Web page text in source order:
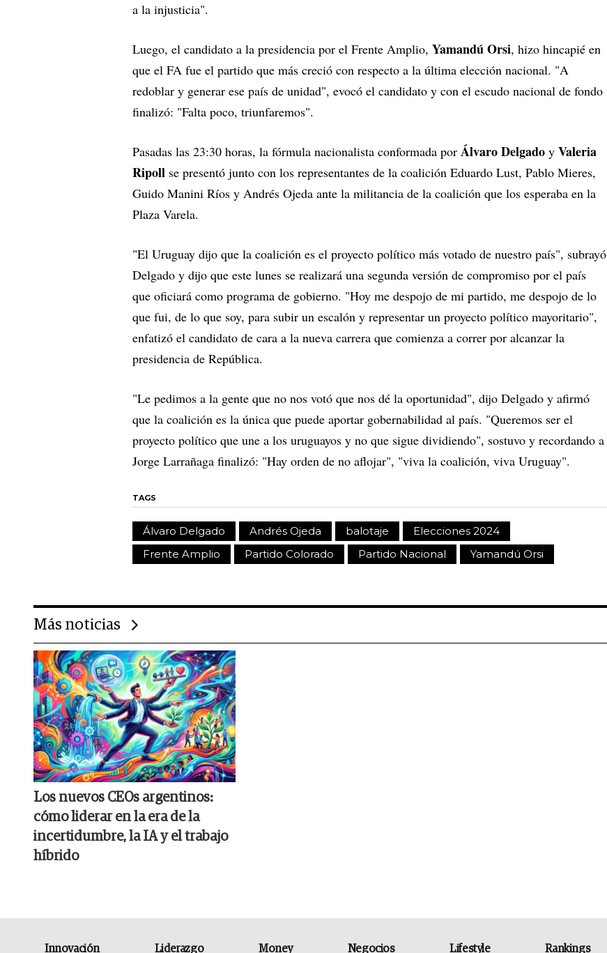
a la injusticia".
Luego, el candidato a la presidencia por el Frente Amplio, Yamandú Orsi, hizo hincapié en
que el FA fue el partido que más creció con respecto a la última elección nacional. "A
redoblar y generar ese país de unidad", evocó el candidato y con el escudo nacional de fondo
finalizó: "Falta poco, triunfaremos".
Pasadas las 23:30 horas, la fórmula nacionalista conformada por Álvaro Delgado y Valeria
Ripoll se presentó junto con los representantes de la coalición Eduardo Lust, Pablo Mieres,
Guido Manini Ríos y Andrés Ojeda ante la militancia de la coalición que los esperaba en la
Plaza Varela.
"El Uruguay dijo que la coalición es el proyecto político más votado de nuestro país", subrayó
Delgado y dijo que este lunes se realizará una segunda versión de compromiso por el país
que oficiará como programa de gobierno. "Hoy me despojo de mi partido, me despojo de lo
que fui, de lo que soy, para subir un escalón y representar un proyecto político mayoritario",
enfatizó el candidato de cara a la nueva carrera que comienza a correr por alcanzar la
presidencia de República.
"Le pedimos a la gente que no nos votó que nos dé la oportunidad", dijo Delgado y afirmó
que la coalición es la única que puede aportar gobernabilidad al país. "Queremos ser el
proyecto político que une a los uruguayos y no que sigue dividiendo", sostuvo y recordando a
Jorge Larrañaga finalizó: "Hay orden de no aflojar", "viva la coalición, viva Uruguay".
TAGS
Álvaro Delgado Andrés Ojeda balotaje
Elecciones 2024
Frente Amplio
Partido Colorado Partido Nacional Yamandú Orsi
Más noticias
Los nuevos CEOs argentinos:
cómo liderar en la era de la
incertidumbre, la IA y el trabajo
híbrido
Innovación Liderazgo Money Negocios Lifestyle Rankings